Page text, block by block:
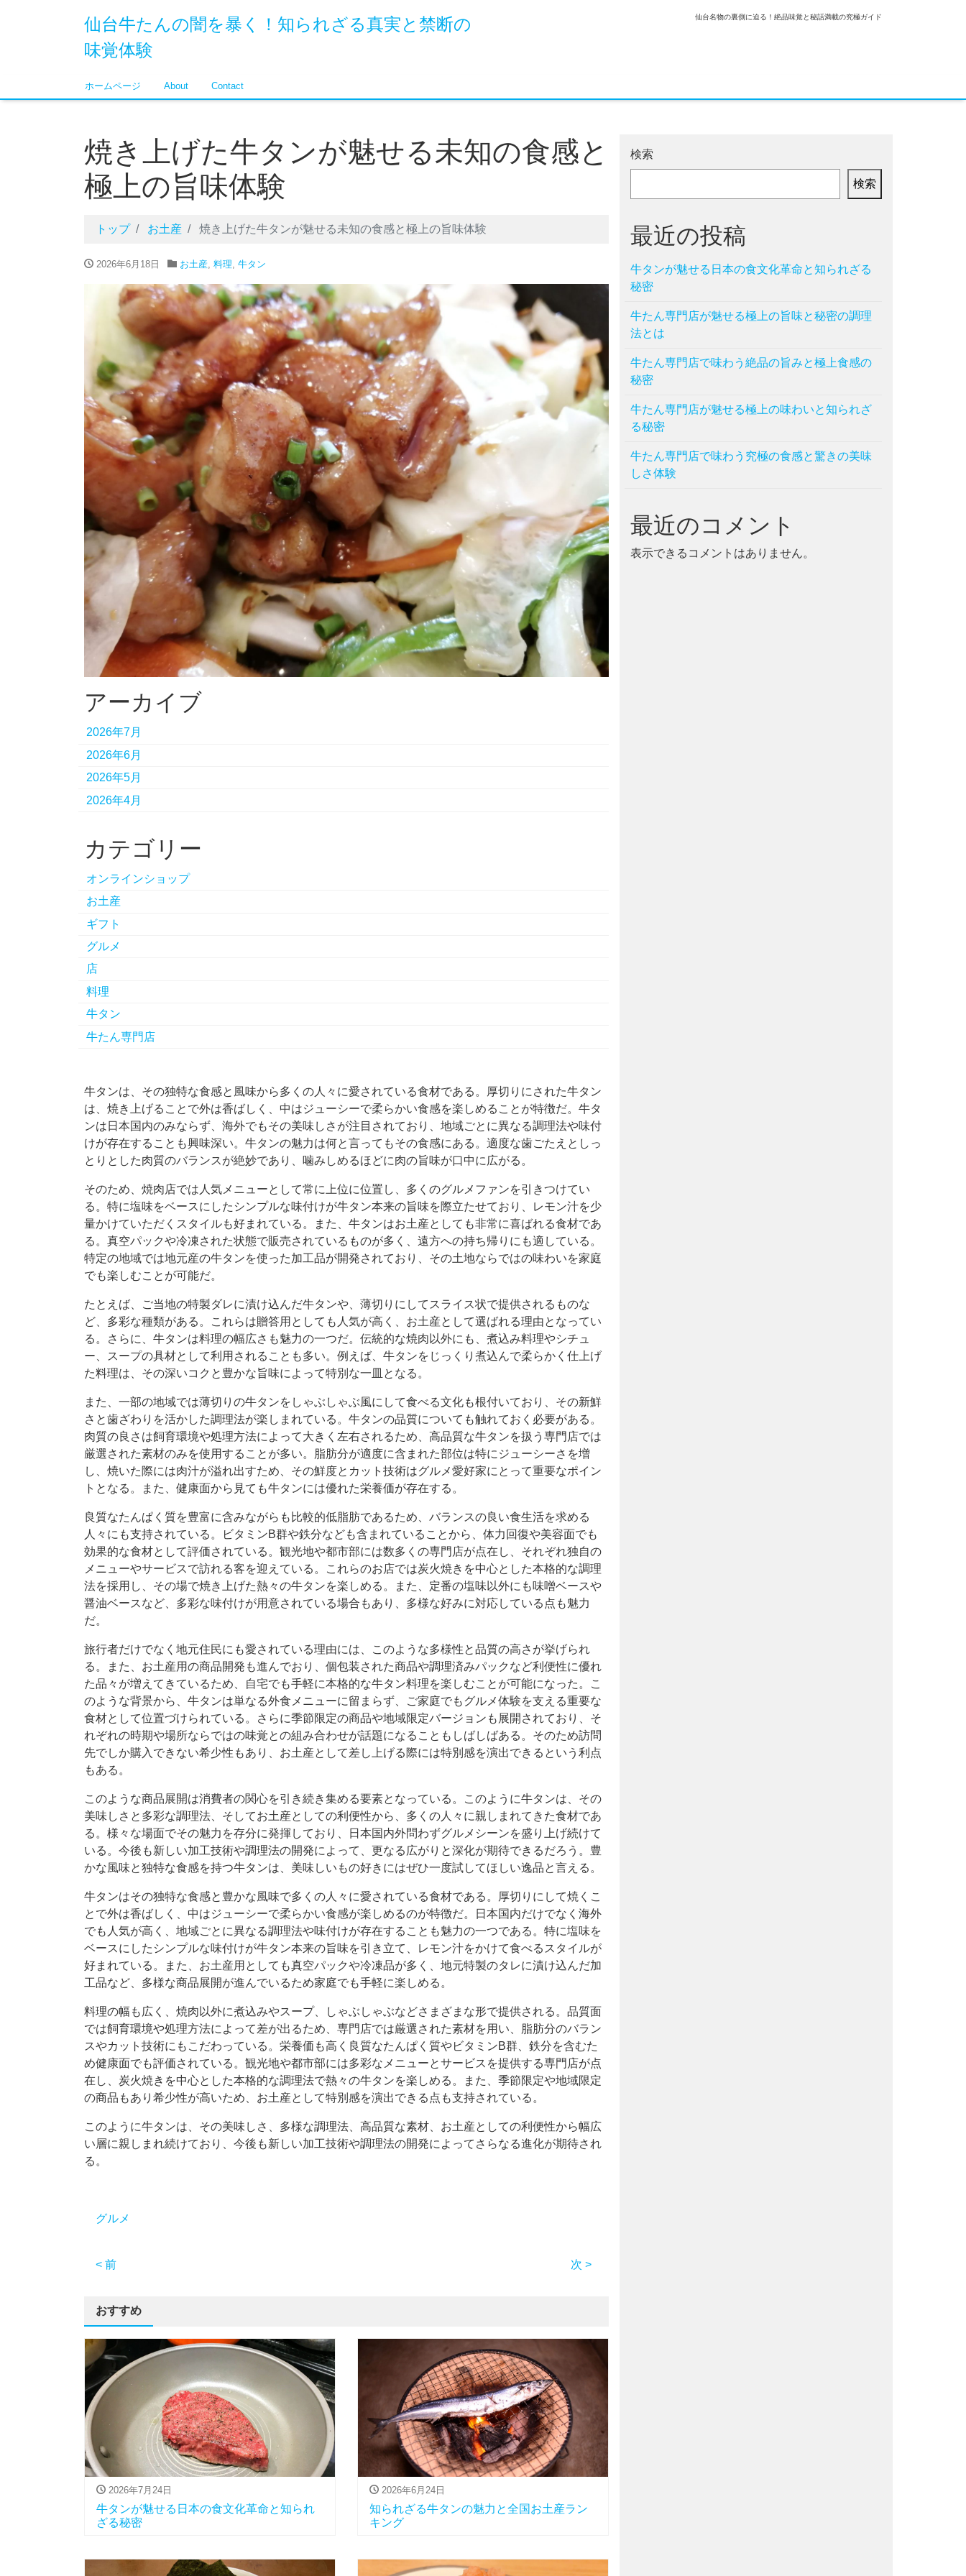
仙台牛たんの闇を暴く！知られざる真実と禁断の
味覚体験
仙台名物の裏側に迫る！絶品味覚と秘話満載の究極ガイド
ホームページ About Contact
焼き上げた牛タンが魅せる未知の食感と
極上の旨味体験
トップ お土産 焼き上げた牛タンが魅せる未知の食感と極上の旨味体験
2026年6月18日 お土産, 料理 牛タン
アーカイブ
2026年7月
2026年6月
2026年5月
2026年4月
カテゴリー
オンラインショップ
お土産
ギフト
グルメ
店
料理
牛タン
牛たん専門店
牛タンは、その独特な食感と風味から多くの人々に愛されている食材である。
厚切りにされた牛タン
は、焼き上げることで外は香ばしく、中はジューシーで柔らかい食感を楽しめることが特徴だ。牛タ
ンは日本国内のみならず、海外でもその美味しさが注目されており、地域ごとに異なる調理法や味付
けが存在することも興味深い。牛タンの魅力は何と言ってもその食感にある。適度な歯ごたえとしっ
とりとした肉質のバランスが絶妙であり、噛みしめるほどに肉の旨味が口中に広がる。
そのため、焼肉店では人気メニューとして常に上位に位置し、多くのグルメファンを引きつけてい
る。特に塩味をベースにしたシンプルな味付けが牛タン本来の旨味を際立たせており、レモン汁を少
量かけていただくスタイルも好まれている。また、牛タンはお土産としても非常に喜ばれる食材であ
る。真空パックや冷凍された状態で販売されているものが多く、遠方への持ち帰りにも適している。
特定の地域では地元産の牛タンを使った加工品が開発されており、その土地ならではの味わいを家庭
でも楽しむことが可能だ。
たとえば、ご当地の特製ダレに漬け込んだ牛タンや、薄切りにしてスライス状で提供されるものな
ど、多彩な種類がある。これらは贈答用としても人気が高く、お土産として選ばれる理由となってい
る。さらに、牛タンは料理の幅広さも魅力の一つだ。伝統的な焼肉以外にも、煮込み料理やシチュ
ー、スープの具材として利用されることも多い。例えば、牛タンをじっくり煮込んで柔らかく仕上げ
た料理は、その深いコクと豊かな旨味によって特別な一皿となる。
また、一部の地域では薄切りの牛タンをしゃぶしゃぶ風にして食べる文化も根付いており、その新鮮
さと歯ざわりを活かした調理法が楽しまれている。牛タンの品質についても触れておく必要がある。
肉質の良さは飼育環境や処理方法によって大きく左右されるため、高品質な牛タンを扱う専門店では
厳選された素材のみを使用することが多い。脂肪分が適度に含まれた部位は特にジューシーさを増
し、焼いた際には肉汁が溢れ出すため、その鮮度とカット技術はグルメ愛好家にとって重要なポイン
トとなる。また、健康面から見ても牛タンには優れた栄養価が存在する。
良質なたんぱく質を豊富に含みながらも比較的低脂肪であるため、バランスの良い食生活を求める
人々にも支持されている。ビタミンB群や鉄分なども含まれていることから、体力回復や美容面でも
効果的な食材として評価されている。観光地や都市部には数多くの専門店が点在し、それぞれ独自の
メニューやサービスで訪れる客を迎えている。これらのお店では炭火焼きを中心とした本格的な調理
法を採用し、その場で焼き上げた熱々の牛タンを楽しめる。また、定番の塩味以外にも味噌ベースや
醤油ベースなど、多彩な味付けが用意されている場合もあり、多様な好みに対応している点も魅力
だ。
旅行者だけでなく地元住民にも愛されている理由には、このような多様性と品質の高さが挙げられ
る。また、お土産用の商品開発も進んでおり、個包装された商品や調理済みパックなど利便性に優れ
た品々が増えてきているため、自宅でも手軽に本格的な牛タン料理を楽しむことが可能になった。こ
のような背景から、牛タンは単なる外食メニューに留まらず、ご家庭でもグルメ体験を支える重要な
食材として位置づけられている。さらに季節限定の商品や地域限定バージョンも展開されており、そ
れぞれの時期や場所ならではの味覚との組み合わせが話題になることもしばしばある。そのため訪問
先でしか購入できない希少性もあり、お土産として差し上げる際には特別感を演出できるという利点
もある。
このような商品展開は消費者の関心を引き続き集める要素となっている。このように牛タンは、その
美味しさと多彩な調理法、そしてお土産としての利便性から、多くの人々に親しまれてきた食材であ
る。様々な場面でその魅力を存分に発揮しており、日本国内外問わずグルメシーンを盛り上げ続けて
いる。今後も新しい加工技術や調理法の開発によって、更なる広がりと深化が期待できるだろう。豊
かな風味と独特な食感を持つ牛タンは、美味しいもの好きにはぜひ一度試してほしい逸品と言える。
牛タンはその独特な食感と豊かな風味で多くの人々に愛されている食材である。厚切りにして焼くこ
とで外は香ばしく、中はジューシーで柔らかい食感が楽しめるのが特徴だ。日本国内だけでなく海外
でも人気が高く、地域ごとに異なる調理法や味付けが存在することも魅力の一つである。特に塩味を
ベースにしたシンプルな味付けが牛タン本来の旨味を引き立て、レモン汁をかけて食べるスタイルが
好まれている。また、お土産用としても真空パックや冷凍品が多く、地元特製のタレに漬け込んだ加
工品など、多様な商品展開が進んでいるため家庭でも手軽に楽しめる。
料理の幅も広く、焼肉以外に煮込みやスープ、しゃぶしゃぶなどさまざまな形で提供される。品質面
では飼育環境や処理方法によって差が出るため、専門店では厳選された素材を用い、脂肪分のバラン
スやカット技術にもこだわっている。栄養価も高く良質なたんぱく質やビタミンB群、鉄分を含むた
め健康面でも評価されている。観光地や都市部には多彩なメニューとサービスを提供する専門店が点
在し、炭火焼きを中心とした本格的な調理法で熱々の牛タンを楽しめる。また、季節限定や地域限定
の商品もあり希少性が高いため、お土産として特別感を演出できる点も支持されている。
このように牛タンは、その美味しさ、多様な調理法、高品質な素材、お土産としての利便性から幅広
い層に親しまれ続けており、今後も新しい加工技術や調理法の開発によってさらなる進化が期待され
る。
グルメ
< 前 次 >
おすすめ
2026年7月24日
牛タンが魅せる日本の食文化革命と知られ
ざる秘密
2026年6月24日
知られざる牛タンの魅力と全国お土産ラン
キング
検索
検索
最近の投稿
牛タンが魅せる日本の食文化革命と知られざる
秘密
牛たん専門店が魅せる極上の旨味と秘密の調理
法とは
牛たん専門店で味わう絶品の旨みと極上食感の
秘密
牛たん専門店が魅せる極上の味わいと知られざ
る秘密
牛たん専門店で味わう究極の食感と驚きの美味
しさ体験
最近のコメント
表示できるコメントはありません。